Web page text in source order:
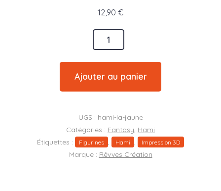
12,90 €
Ajouter au panier
UGS : hami-la-jaune
Catégories : Fantasy, Hami
Étiquettes :
Figurines , Hami , Impression 3D
Marque : Rêvves Création